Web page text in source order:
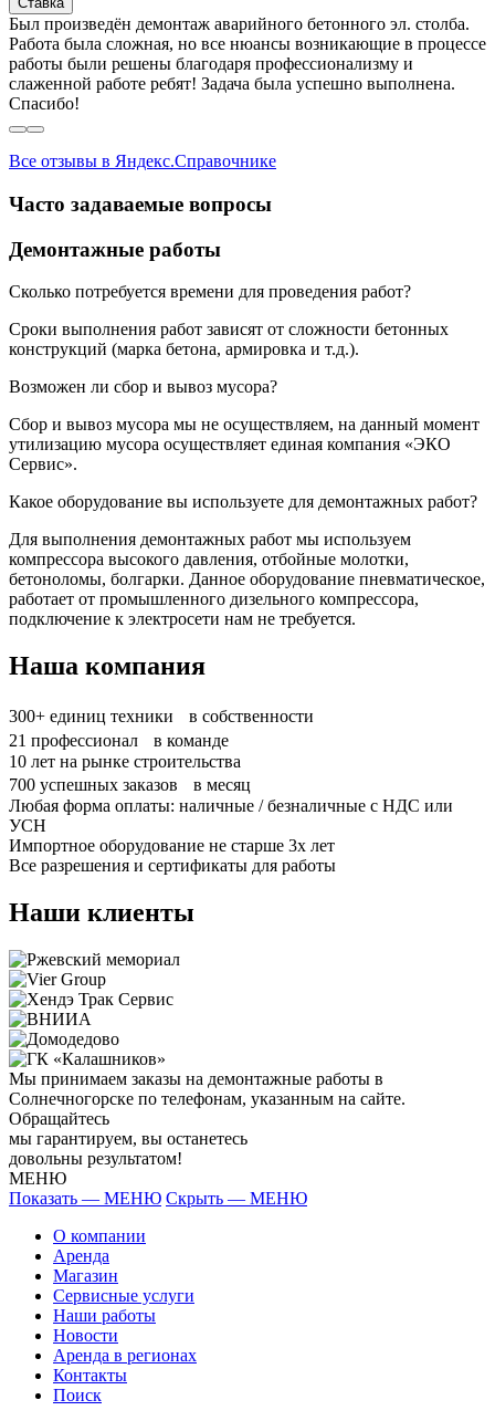
Был произведён демонтаж аварийного бетонного эл. столба.
Работа была сложная, но все нюансы возникающие в процессе
работы были решены благодаря профессионализму и
слаженной работе ребят! Задача была успешно выполнена.
Спасибо!
Все отзывы в Яндекс.Справочнике
Часто задаваемые вопросы
Демонтажные работы
Сколько потребуется времени для проведения работ?
Сроки выполнения работ зависят от сложности бетонных
конструкций (марка бетона, армировка и т.д.).
Возможен ли сбор и вывоз мусора?
Сбор и вывоз мусора мы не осуществляем, на данный момент
утилизацию мусора осуществляет единая компания «ЭКО
Сервис».
Какое оборудование вы используете для демонтажных работ?
Для выполнения демонтажных работ мы используем
компрессора высокого давления, отбойные молотки,
бетоноломы, болгарки. Данное оборудование пневматическое,
работает от промышленного дизельного компрессора,
подключение к электросети нам не требуется.
Наша компания
300+ единиц техники в собственности
21 профессионал в команде
10 лет на рынке строительства
700 успешных заказов в месяц
Любая форма оплаты: наличные / безналичные с НДС или
УСН
Импортное оборудование не старше 3х лет
Все разрешения и сертификаты для работы
Наши клиенты
Мы принимаем заказы на демонтажные работы в
Солнечногорске по телефонам, указанным на сайте.
Обращайтесь
мы гарантируем, вы останетесь
довольны результатом!
МЕНЮ
Показать — МЕНЮ Скрыть — МЕНЮ
О компании
Аренда
Магазин
Сервисные услуги
Наши работы
Новости
Аренда в регионах
Контакты
Поиск